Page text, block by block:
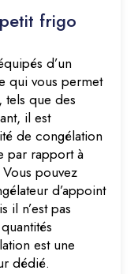
frigo
d’un
qui vous permet
tels que des
il est
de congélation
par rapport à
pouvez
d’appoint
il n’est pas
est une
dédié.